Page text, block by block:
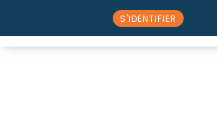
S'IDENTIFIER
⭠ Retour au catalogue partenaire